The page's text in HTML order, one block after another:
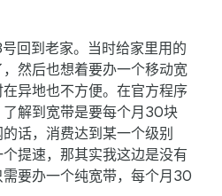
回到老家。当时给家里用的
然后也想着要办一个移动宽
异地也不方便。在官方程序
解到宽带是要每个月30块
话，消费达到某一个级别
提速，那其实我这边是没有
要办一个纯宽带，每个月30